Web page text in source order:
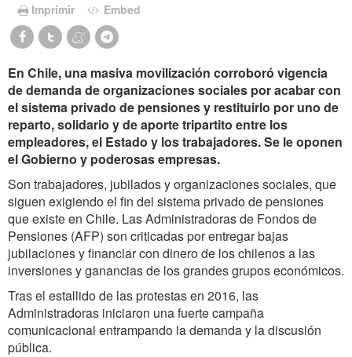
Imprimir Embed
En Chile, una masiva movilización corroboró vigencia
de demanda de organizaciones sociales por acabar con
el sistema privado de pensiones y restituirlo por uno de
reparto, solidario y de aporte tripartito entre los
empleadores, el Estado y los trabajadores. Se le oponen
el Gobierno y poderosas empresas.
Son trabajadores, jubilados y organizaciones sociales, que
siguen exigiendo el fin del sistema privado de pensiones
que existe en Chile. Las Administradoras de Fondos de
Pensiones (AFP) son criticadas por entregar bajas
jubilaciones y financiar con dinero de los chilenos a las
inversiones y ganancias de los grandes grupos económicos.
Tras el estallido de las protestas en 2016, las
Administradoras iniciaron una fuerte campaña
comunicacional entrampando la demanda y la discusión
pública.